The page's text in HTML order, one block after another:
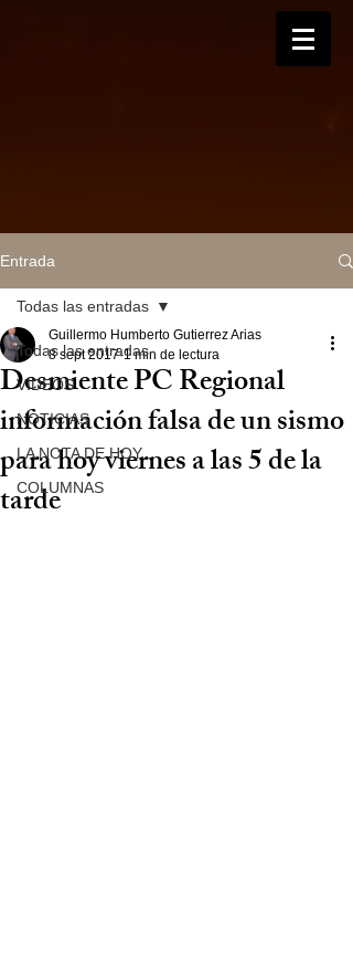
Entrada
Todas las entradas
VIDEOS
NOTICIAS
LA NOTA DE HOY
COLUMNAS
Todas las entradas
Desmiente PC Regional
información falsa de un sismo
para hoy viernes a las 5 de la
tarde
Guillermo Humberto Gutierrez Arias
8 sept 2017 1 min de lectura